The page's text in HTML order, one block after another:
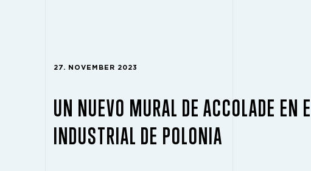
27. NOVEMBER 2023
UN NUEVO MURAL DE ACCOLADE EN
INDUSTRIAL DE POLONIA